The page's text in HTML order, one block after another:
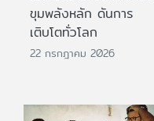
ขุมพลังหลัก ดันการ
เติบโตทั่วโลก
22 กรกฎาคม 2026